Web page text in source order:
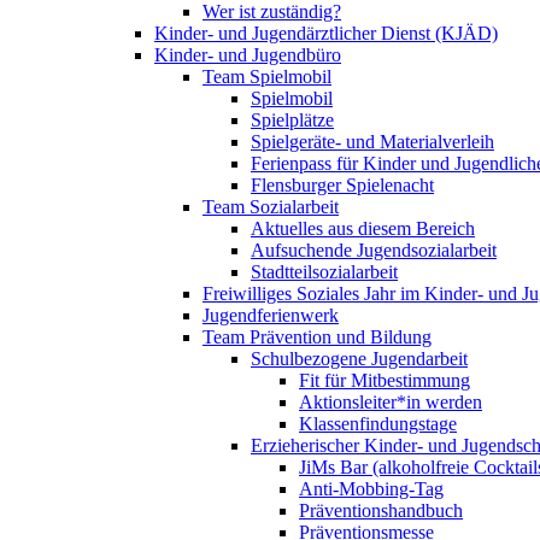
Wer ist zuständig?
Kinder- und Jugendärztlicher Dienst (KJÄD)
Kinder- und Jugendbüro
Team Spielmobil
Spielmobil
Spielplätze
Spielgeräte- und Materialverleih
Ferienpass für Kinder und
Flensburger Spielenacht
Team Sozialarbeit
Aktuelles aus diesem Bereich
Aufsuchende Jugendsozialarbeit
Stadtteilsozialarbeit
Freiwilliges Soziales Jahr im Kinder- und
Jugendferienwerk
Team Prävention und Bildung
Schulbezogene Jugendarbeit
Fit für Mitbestimmung
Aktionsleiter*in werden
Klassenfindungstage
Erzieherischer Kinder- und
JiMs Bar (alkoholfreie
Anti-Mobbing-Tag
Präventionshandbuch
Präventionsmesse